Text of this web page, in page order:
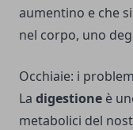
aumentino e che
nel corpo, uno
Occhiaie: i
La digestione è
metabolici del